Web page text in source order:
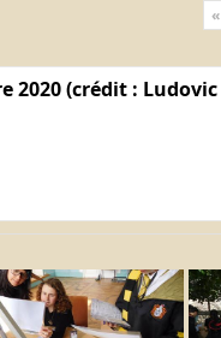
«
2020 (crédit : Ludovic